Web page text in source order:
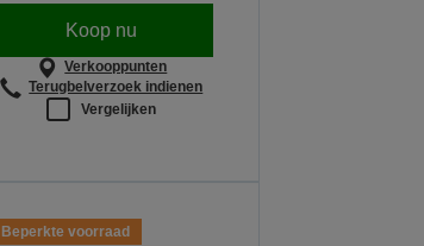
Koop nu
Verkooppunten
Terugbelverzoek indienen
Vergelijken
Beperkte voorraad